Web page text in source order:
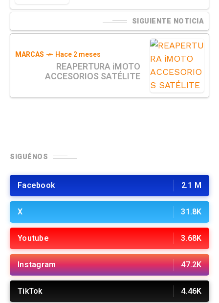
SIGUIENTE NOTICIA
MARCAS Hace 2 meses
REAPERTURA iMOTO
ACCESORIOS SATÉLITE
SIGUÉNOS
Facebook 2.1 M
X 31.8K
Youtube 3.68K
Instagram 47.2K
TikTok 4.46K